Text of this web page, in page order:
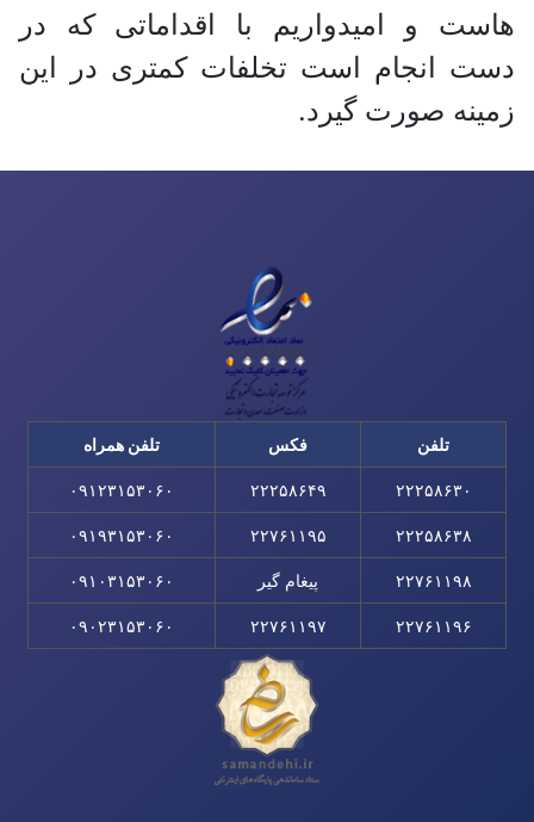
هاست و امیدواریم با اقداماتی که در
دست انجام است تخلفات کمتری در این
زمینه صورت گیرد.
تلفن فکس تلفن همراه
۲۲۲۵۸۶۳۰ ۲۲۲۵۸۶۴۹ ۰۹۱۲۳۱۵۳۰۶۰
۲۲۲۵۸۶۳۸ ۲۲۷۶۱۱۹۵ ۰۹۱۹۳۱۵۳۰۶۰
۲۲۷۶۱۱۹۸ پیغام گیر ۰۹۱۰۳۱۵۳۰۶۰
۲۲۷۶۱۱۹۶ ۲۲۷۶۱۱۹۷ ۰۹۰۲۳۱۵۳۰۶۰